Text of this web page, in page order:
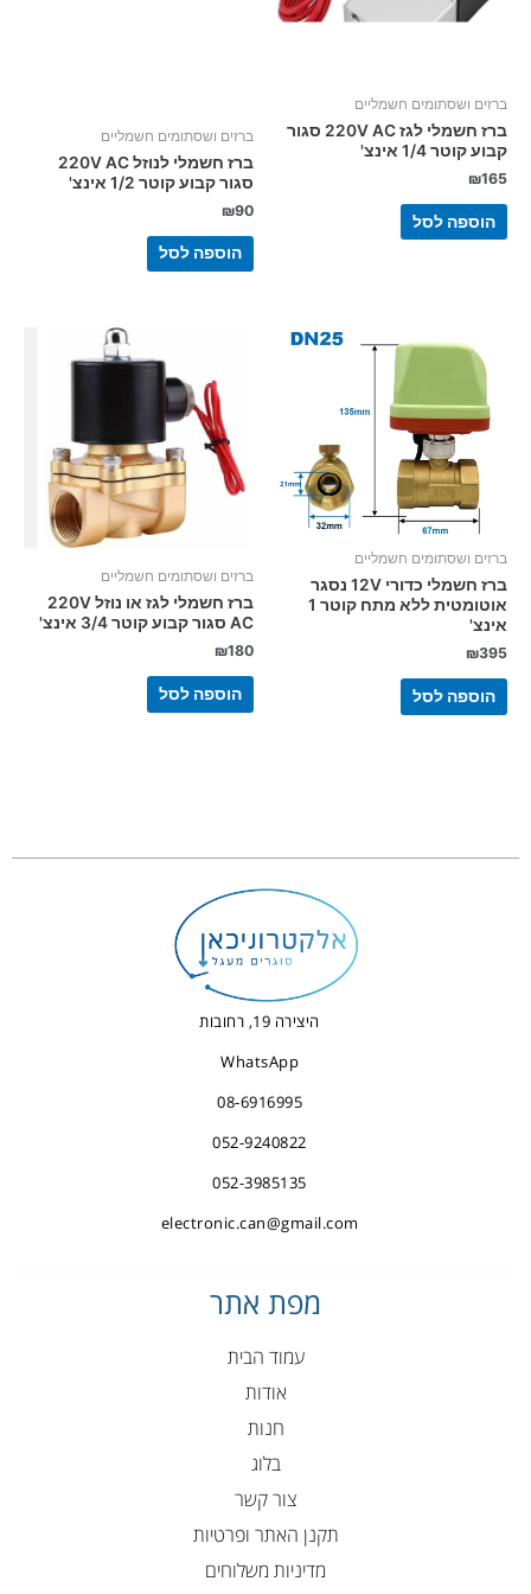
ברזים ושסתומים חשמליים
ברז חשמלי לגז 220V AC סגור
קבוע קוטר 1/4 אינצ'
₪165
הוספה לסל
ברזים ושסתומים חשמליים
ברז חשמלי לנוזל 220V AC
סגור קבוע קוטר 1/2 אינצ'
₪90
הוספה לסל
ברזים ושסתומים חשמליים
ברז חשמלי כדורי 12V נסגר
אוטומטית ללא מתח קוטר 1
אינצ'
₪395
הוספה לסל
ברזים ושסתומים חשמליים
ברז חשמלי לגז או נוזל 220V
AC סגור קבוע קוטר 3/4 אינצ'
₪180
הוספה לסל
היצירה 19, רחובות
WhatsApp
08-6916995
052-9240822
052-3985135
electronic.can@gmail.com
מפת אתר
עמוד הבית
אודות
חנות
בלוג
צור קשר
תקנן האתר ופרטיות
מדיניות משלוחים